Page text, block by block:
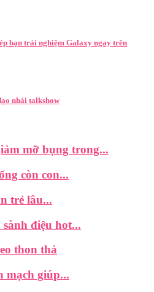
bạn trải nghiệm Galaxy ngay trên
nhái talkshow
mỡ bụng trong...
còn con...
trẻ lâu...
điệu hot...
thon thả
mạch giúp...